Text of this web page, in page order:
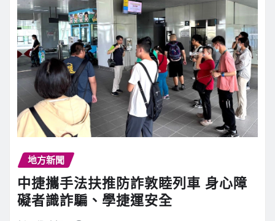
地方新聞
中捷攜手法扶推防詐敦睦列車 身心障
礙者識詐騙、學捷運安全